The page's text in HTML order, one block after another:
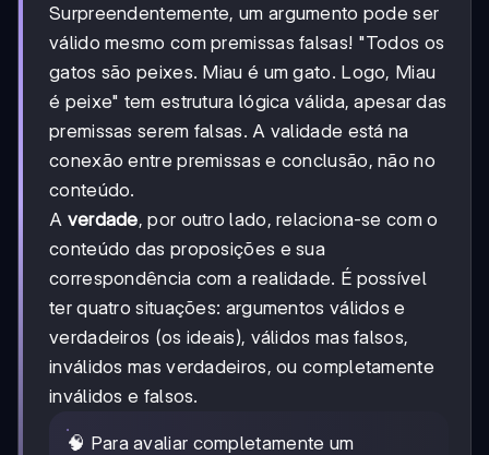
Surpreendentemente, um argumento pode ser
válido mesmo com premissas falsas! "Todos os
gatos são peixes. Miau é um gato. Logo, Miau
é peixe" tem estrutura lógica válida, apesar das
premissas serem falsas. A validade está na
conexão entre premissas e conclusão, não no
conteúdo.
A verdade, por outro lado, relaciona-se com o
conteúdo das proposições e sua
correspondência com a realidade. É possível
ter quatro situações: argumentos válidos e
verdadeiros (os ideais), válidos mas falsos,
inválidos mas verdadeiros, ou completamente
inválidos e falsos.
🧠 Para avaliar completamente um